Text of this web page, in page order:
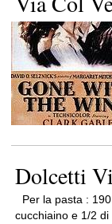
Dolcetti
Per la pasta :
cucchiaino e 1/2